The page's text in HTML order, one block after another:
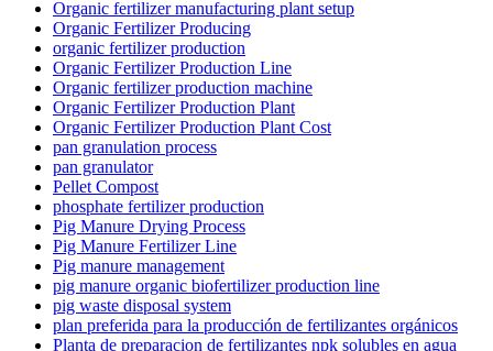
Organic fertilizer manufacturing plant setup
Organic Fertilizer Producing
organic fertilizer production
Organic Fertilizer Production Line
Organic fertilizer production machine
Organic Fertilizer Production Plant
Organic Fertilizer Production Plant Cost
pan granulation process
pan granulator
Pellet Compost
phosphate fertilizer production
Pig Manure Drying Process
Pig Manure Fertilizer Line
Pig manure management
pig manure organic biofertilizer production line
pig waste disposal system
plan preferida para la producción de fertilizantes orgánicos
Planta de preparacion de fertilizantes npk solubles en agua